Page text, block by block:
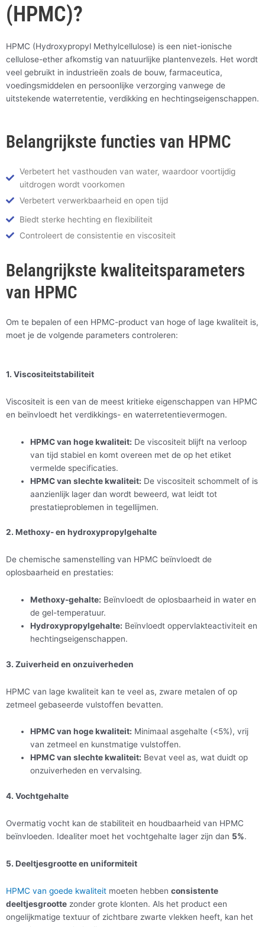
(HPMC)?
HPMC (Hydroxypropyl Methylcellulose) is een niet-ionische
cellulose-ether afkomstig van natuurlijke plantenvezels. Het wordt
veel gebruikt in industrieën zoals de bouw, farmaceutica,
voedingsmiddelen en persoonlijke verzorging vanwege de
uitstekende waterretentie, verdikking en hechtingseigenschappen.
Belangrijkste functies van HPMC
Verbetert het vasthouden van water, waardoor voortijdig
uitdrogen wordt voorkomen
Verbetert verwerkbaarheid en open tijd
Biedt sterke hechting en flexibiliteit
Controleert de consistentie en viscositeit
Belangrijkste kwaliteitsparameters
van HPMC
Om te bepalen of een HPMC-product van hoge of lage kwaliteit is,
moet je de volgende parameters controleren:
1. Viscositeitstabiliteit
Viscositeit is een van de meest kritieke eigenschappen van HPMC
en beïnvloedt het verdikkings- en waterretentievermogen.
HPMC van hoge kwaliteit: De viscositeit blijft na verloop
van tijd stabiel en komt overeen met de op het etiket
vermelde specificaties.
HPMC van slechte kwaliteit: De viscositeit schommelt of is
aanzienlijk lager dan wordt beweerd, wat leidt tot
prestatieproblemen in tegellijmen.
2. Methoxy- en hydroxypropylgehalte
De chemische samenstelling van HPMC beïnvloedt de
oplosbaarheid en prestaties:
Methoxy-gehalte: Beïnvloedt de oplosbaarheid in water en
de gel-temperatuur.
Hydroxypropylgehalte: Beïnvloedt oppervlakteactiviteit en
hechtingseigenschappen.
3. Zuiverheid en onzuiverheden
HPMC van lage kwaliteit kan te veel as, zware metalen of op
zetmeel gebaseerde vulstoffen bevatten.
HPMC van hoge kwaliteit: Minimaal asgehalte (<5%), vrij
van zetmeel en kunstmatige vulstoffen.
HPMC van slechte kwaliteit: Bevat veel as, wat duidt op
onzuiverheden en vervalsing.
4. Vochtgehalte
Overmatig vocht kan de stabiliteit en houdbaarheid van HPMC
beïnvloeden. Idealiter moet het vochtgehalte lager zijn dan 5%.
5. Deeltjesgrootte en uniformiteit
HPMC van goede kwaliteit moeten hebben consistente
deeltjesgrootte zonder grote klonten. Als het product een
ongelijkmatige textuur of zichtbare zwarte vlekken heeft, kan het